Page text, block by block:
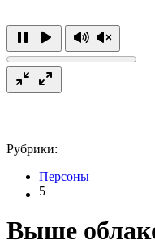
Рубрики:
Персоны
5
Выше